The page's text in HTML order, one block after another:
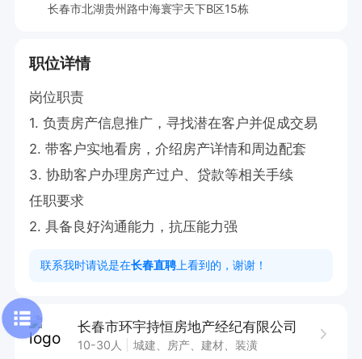
长春市北湖贵州路中海寰宇天下B区15栋
职位详情
岗位职责
1. 负责房产信息推广，寻找潜在客户并促成交易
2. 带客户实地看房，介绍房产详情和周边配套
3. 协助客户办理房产过户、贷款等相关手续
任职要求
2. 具备良好沟通能力，抗压能力强
联系我时请说是在长春直聘 上看到的，谢谢！
长春市环宇持恒房地产经纪有限公司
10-30人 城建、房产、建材、装潢